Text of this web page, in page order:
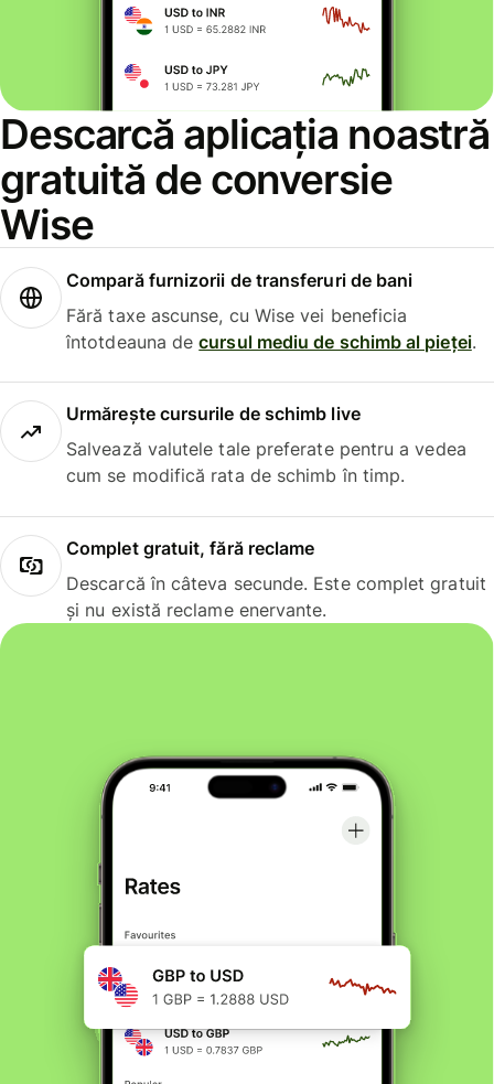
Descarcă aplicația noastră
gratuită de conversie
Wise
Compară furnizorii de transferuri de bani
Fără taxe ascunse, cu Wise vei beneficia
întotdeauna decursul mediu de schimb al pieței.
Urmărește cursurile de schimb live
Salvează valutele tale preferate pentru a vedea
cum se modifică rata de schimb în timp.
Complet gratuit, fără reclame
Descarcă în câteva secunde. Este complet gratuit
și nu există reclame enervante.